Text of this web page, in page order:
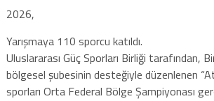
2026,
Yarışmaya 110 sporcu katıldı.
Uluslararası Güç Sporları Birliği tarafından,
bölgesel şubesinin desteğiyle düzenlenen
sporları Orta Federal Bölge Şampiyonası